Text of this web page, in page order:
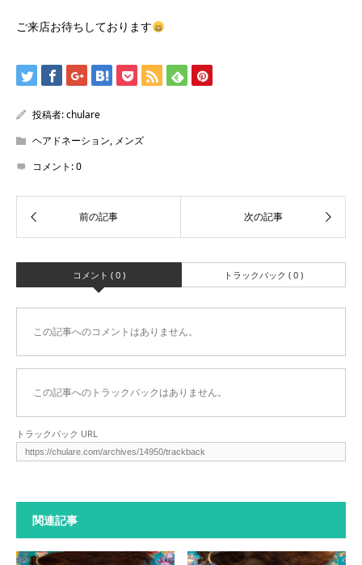
ご来店お待ちしております
投稿者:chulare
ヘアドネーション, メンズ
コメント:0
コメント ( 0 ) トラックバック ( 0 )
この記事へのコメントはありません。
この記事へのトラックバックはありません。
トラックバック URL
関連記事